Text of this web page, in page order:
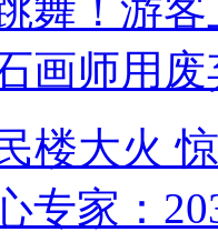
舞！游客
画师用
楼大火
专家：